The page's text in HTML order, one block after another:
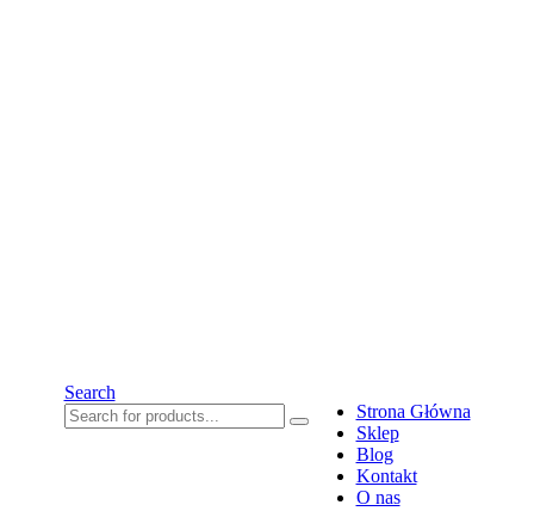
Search
Strona Główna
Sklep
Blog
Kontakt
O nas